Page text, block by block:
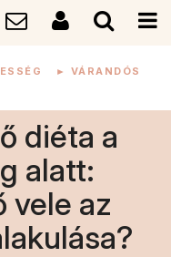
► VÁRANDÓS
diéta a
alatt:
vele az